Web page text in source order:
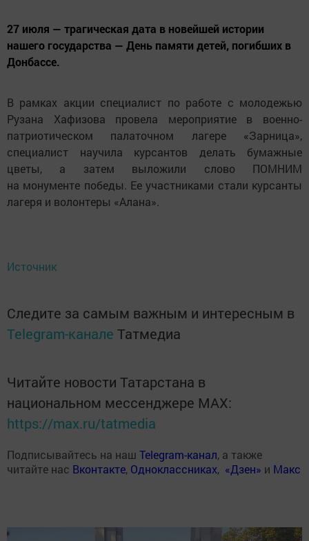
27 июля — трагическая дата в новейшей истории
нашего государства — День памяти детей, погибших в
Донбассе.
В рамках акции специалист по работе с молодежью
Рузана Хафизова провела мероприятие в военно-
патриотическом палаточном лагере «Зарница»,
специалист научила курсантов делать бумажные
цветы, а затем выложили слово ПОМНИМ
на монументе победы. Ее участниками стали курсанты
лагеря и волонтеры «Алана».
Источник
Следите за самым важным и интересным в
Telegram-канале Татмедиа
Читайте новости Татарстана в
национальном мессенджере MАХ:
https://max.ru/tatmedia
Подписывайтесь на наш Telegram-канал, а также
читайте нас Вконтакте, Одноклассниках, «Дзен» и Макс